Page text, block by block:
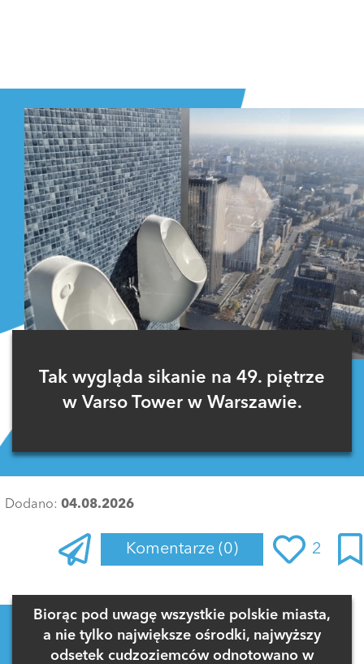
Tak wygląda sikanie na 49. piętrze
w Varso Tower w Warszawie.
Dodano: 04.08.2026
Komentarze (0) 2
Zaloguj się, aby dodać komentarz
Biorąc pod uwagę wszystkie polskie miasta,
a nie tylko największe ośrodki, najwyższy
odsetek cudzoziemców odnotowano w